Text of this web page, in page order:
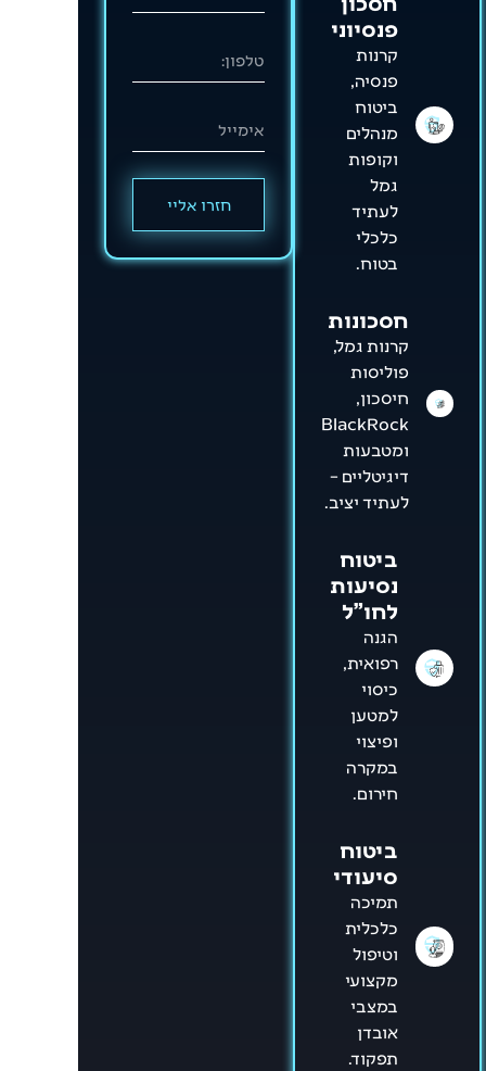
פנסיוני
קרנות
פנסיה,
ביטוח
מנהלים
וקופות
גמל
לעתיד
כלכלי
בטוח.
חסכונות
קרנות גמל,
פוליסות
חיסכון,
BlackRock
ומטבעות
דיגיטליים –
לעתיד יציב.
ביטוח
נסיעות
לחו"ל
הגנה
רפואית,
כיסוי
למטען
ופיצוי
במקרה
חירום.
ביטוח
סיעודי
תמיכה
כלכלית
וטיפול
מקצועי
במצבי
אובדן
תפקוד.
חזרו אליי